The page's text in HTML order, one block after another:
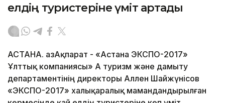
елдің туристеріне үміт артады
АСТАНА. ҚазАқпарат - «Астана ЭКСПО-2017»
Ұлттық компаниясы» АҚ туризм және дамыту
департаментінің директоры Аллен Шайжүнісов
«ЭКСПО-2017» халықаралық мамандандырылған